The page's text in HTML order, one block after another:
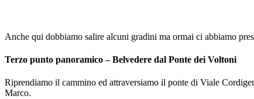
Anche qui dobbiamo salire alcuni gradini ma ormai ci abbiamo
Terzo punto panoramico – Belvedere dal Ponte dei Voltoni
Riprendiamo il cammino ed attraversiamo il ponte di Viale
Marco.